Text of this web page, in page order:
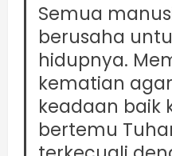
Semua
berusaha
hidupnya.
kematian
keadaan baik
bertemu